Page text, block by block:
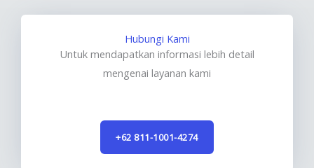
Hubungi Kami
Untuk mendapatkan informasi lebih detail
mengenai layanan kami
+62 811-1001-4274